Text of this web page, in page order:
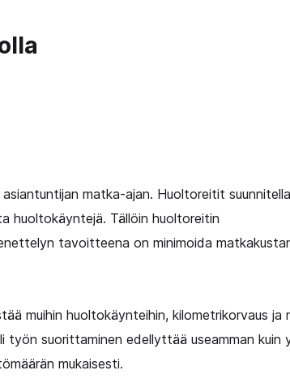
matka-ajan. Huoltoreitit
huoltokäyntejä. Tällöin huoltoreitin
tavoitteena on minimoida
muihin huoltokäynteihin, kilometrikorvaus ja
työn suorittaminen edellyttää useamman kuin
mukaisesti.